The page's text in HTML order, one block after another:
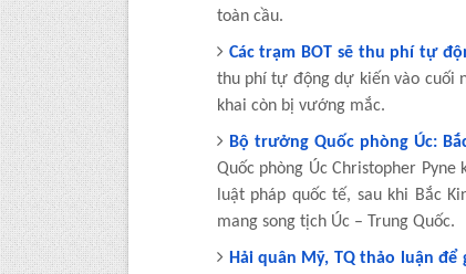
toàn cầu.
Các trạm BOT sẽ thu phí tự
thu phí tự động dự kiến vào cuối
khai còn bị vướng mắc.
Bộ trưởng Quốc phòng Úc:
Quốc phòng Úc Christopher
luật pháp quốc tế, sau khi Bắc
mang song tịch Úc – Trung Quốc.
Hải quân Mỹ, TQ thảo luận